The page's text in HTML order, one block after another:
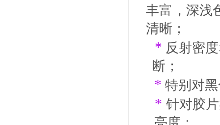
丰富，深
清晰 ；
* 反射密
断 ；
* 特别对
* 针对胶